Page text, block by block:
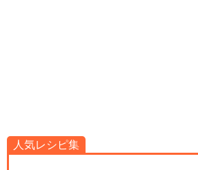
人気レシピ集